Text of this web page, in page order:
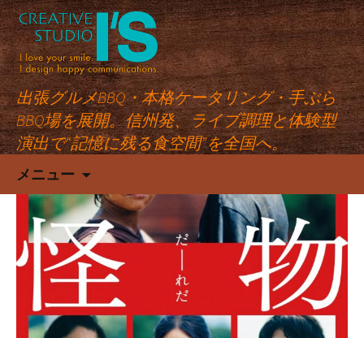
出張グルメBBQ・本格ケータリング・手ぶら
BBQ場を展開。信州発、ライブ調理と体験型
演出で“記憶に残る食空間”を全国へ。
メニュー
テ
ン
ツ
へ
ス
キ
ッ